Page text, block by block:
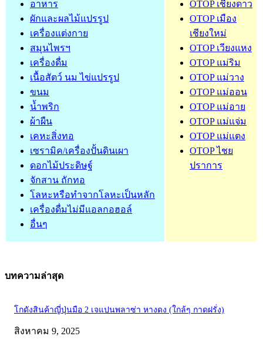
OTOP เชียงดาว
OTOP เมือง
เชียงใหม่
OTOP เวียงแหง
OTOP แม่ริม
OTOP แม่วาง
OTOP แม่ออน
OTOP แม่อาย
OTOP แม่แจ่ม
OTOP แม่แตง
OTOP ไชย
ปราการ
อาหาร
ผักและผลไม้แปรรูป
เครื่องแต่งกาย
สมุนไพรฯ
เครื่องดื่ม
เนื้อสัตว์ นม ไข่แปรรูป
ขนม
น้ำพริก
ผ้าผืน
เคหะสิ่งทอ
เซรามิค/เครื่องปั้นดินเผา
ดอกไม้ประดิษฐ์
จักสาน ถักทอ
โลหะหรือทำจากโลหะเป็นหลัก
เครื่องดื่มไม่มีแอลกอฮอล์
อื่นๆ
บทความล่าสุด
โกดังสินค้าญี่ปุ่นมือ 2 เจแปนพลาซ่า หางดง (ใกล้ๆ กาดฝรั่ง)
สิงหาคม 9, 2025